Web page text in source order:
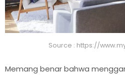
Source : https://
Memang benar bahwa